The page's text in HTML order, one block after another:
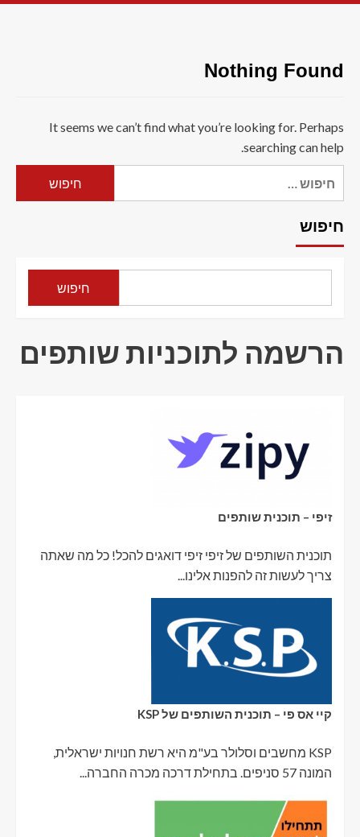
Nothing Found
It seems we can’t find what you’re looking for. Perhaps
searching can help.
חיפוש
חיפוש
הרשמה לתוכניות שותפים
זיפי – תוכנית שותפים
תוכנית השותפים של זיפי זיפי דואגים להכל! כל מה שאתה
צריך לעשות זה להפנות אלינו...
קיי אס פי – תוכנית השותפים של KSP
KSP מחשבים וסלולר בע"מ היא רשת חנויות ישראלית,
המונה 57 סניפים. בתחילת דרכה מכרה החברה...